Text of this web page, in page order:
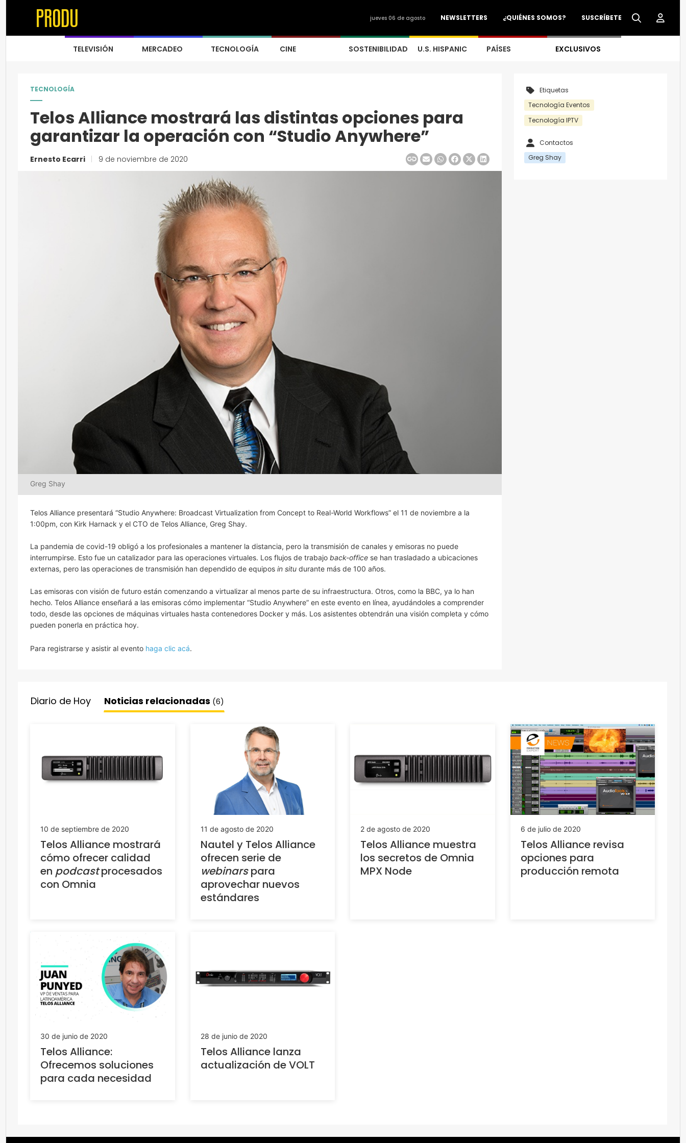
SUSCRÍBETE
¿QUIÉNES SOMOS?
NEWSLETTERS
jueves 06 de agosto
TELEVISIÓN MERCADEO TECNOLOGÍA CINE SOSTENIBILIDAD U.S. HISPANIC PAÍSES EXCLUSIVOS
TECNOLOGÍA
Telos Alliance mostrará las distintas opciones para
garantizar la operación con “Studio Anywhere”
Ernesto Ecarri 9 de noviembre de 2020
Greg Shay
Telos Alliance presentará “Studio Anywhere: Broadcast Virtualization from Concept to Real-World Workflows” el 11 de noviembre a la
1:00pm, con Kirk Harnack y el CTO de Telos Alliance, Greg Shay.
La pandemia de covid-19 obligó a los profesionales a mantener la distancia, pero la transmisión de canales y emisoras no puede
interrumpirse. Esto fue un catalizador para las operaciones virtuales. Los flujos de trabajo back-office se han trasladado a ubicaciones
externas, pero las operaciones de transmisión han dependido de equipos in situ durante más de 100 años.
Las emisoras con visión de futuro están comenzando a virtualizar al menos parte de su infraestructura. Otros, como la BBC, ya lo han
hecho. Telos Alliance enseñará a las emisoras cómo implementar “Studio Anywhere” en este evento en línea, ayudándoles a comprender
todo, desde las opciones de máquinas virtuales hasta contenedores Docker y más. Los asistentes obtendrán una visión completa y cómo
pueden ponerla en práctica hoy.
Para registrarse y asistir al evento haga clic acá.
Etiquetas
Tecnología Eventos
Tecnología IPTV
Contactos
Greg Shay
Diario de Hoy Noticias relacionadas (6)
10 de septiembre de 2020
Telos Alliance mostrará
cómo ofrecer calidad
en podcastprocesados
con Omnia
11 de agosto de 2020
Nautel y Telos Alliance
ofrecen serie de
webinarspara
aprovechar nuevos
estándares
2 de agosto de 2020
Telos Alliance muestra
los secretos de Omnia
MPX Node
6 de julio de 2020
Telos Alliance revisa
opciones para
producción remota
30 de junio de 2020
Telos Alliance:
Ofrecemos soluciones
para cada necesidad
28 de junio de 2020
Telos Alliance lanza
actualización de VOLT